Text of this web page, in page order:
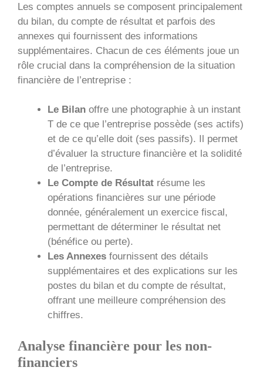
Les comptes annuels se composent principalement
du bilan, du compte de résultat et parfois des
annexes qui fournissent des informations
supplémentaires. Chacun de ces éléments joue un
rôle crucial dans la compréhension de la situation
financière de l’entreprise :
Le Bilan offre une photographie à un instant
T de ce que l’entreprise possède (ses actifs)
et de ce qu’elle doit (ses passifs). Il permet
d’évaluer la structure financière et la solidité
de l’entreprise.
Le Compte de Résultat résume les
opérations financières sur une période
donnée, généralement un exercice fiscal,
permettant de déterminer le résultat net
(bénéfice ou perte).
Les Annexes fournissent des détails
supplémentaires et des explications sur les
postes du bilan et du compte de résultat,
offrant une meilleure compréhension des
chiffres.
Analyse financière pour les non-
financiers